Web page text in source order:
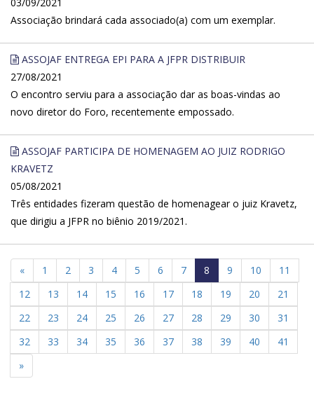
Associação brindará cada associado(a) com um exemplar.
ASSOJAF ENTREGA EPI PARA A JFPR DISTRIBUIR
27/08/2021
O encontro serviu para a associação dar as boas-vindas ao
novo diretor do Foro, recentemente empossado.
ASSOJAF PARTICIPA DE HOMENAGEM AO JUIZ RODRIGO
KRAVETZ
05/08/2021
Três entidades fizeram questão de homenagear o juiz Kravetz,
que dirigiu a JFPR no biênio 2019/2021.
« 1 2 3 4 5 6 7 8 9 10
11
12
13 14 15 16 17 18 19 20
21
22
23 24 25 26 27 28 29 30
31
32
33 34 35 36 37 38 39 40
41
»